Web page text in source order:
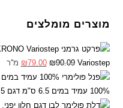
מוצרים מומלצים
Variostep
₪90.09
₪79.00
מ''ר
100% עמיד במים 6.5 ס"מ דגם 6.5-M מעוגל